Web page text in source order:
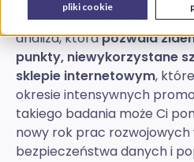
pliki cookie
Audyt sklepu
analiza, którapozwala
punkty, niewykorzystane
sklepie internetowym,
okresie intensywnych
takiego badania może Ci
nowy rok prac rozwojowych
bezpieczeństwa danych i